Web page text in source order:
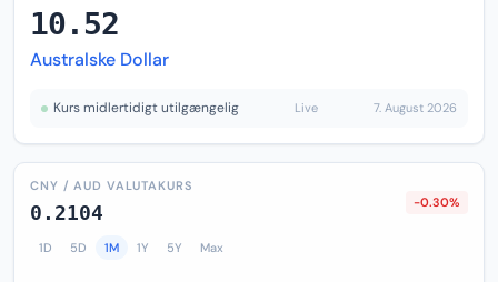
10.52
Australske Dollar
Kurs midlertidigt utilgængelig Live 7. August 2026
CNY / AUD VALUTAKURS
0.2104 -0.30%
1D 5D 1M 1Y 5Y Max